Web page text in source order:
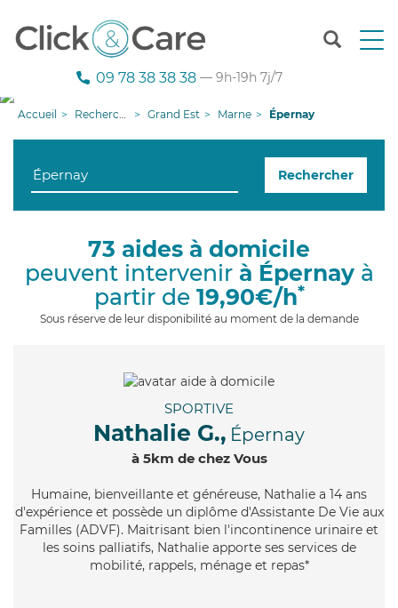
T
n
g
i
09 78 38 38 38 — 9h-19h 7j/7
Accueil Recherche aide à domicile Grand Est Marne Épernay
Rechercher
73 aides à domicile
peuvent intervenir à Épernayà
partir de 19,90€/h*
Sous réserve de leur disponibilité au moment de la demande
SPORTIVE
Nathalie G., Épernay
à 5km de chez Vous
Humaine, bienveillante et généreuse, Nathalie a 14 ans
d'expérience et possède un diplôme d'Assistante De Vie aux
Familles (ADVF). Maitrisant bien l'incontinence urinaire et
les soins palliatifs, Nathalie apporte ses services de
mobilité, rappels, ménage et repas*